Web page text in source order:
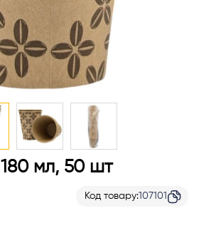
мл, 50 шт
Код товару 107101